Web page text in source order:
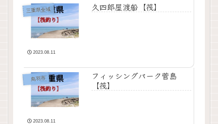
三重県全域 久四郎屋渡船【筏】
2023.08.11
鳥羽市
フィッシングパーク菅島
【筏】
2023.08.11